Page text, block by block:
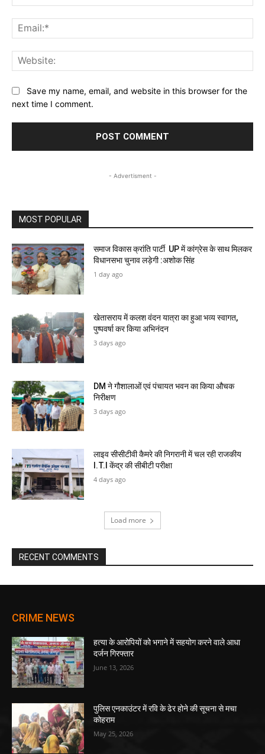
Save my name, email, and website in this browser for the
next time I comment.
- Advertisment -
MOST POPULAR
समाज विकास क्रांति पार्टी UP में कांग्रेस के साथ मिलकर
विधानसभा चुनाव लड़ेगी :अशोक सिंह
1 day ago
खेतासराय में कलश वंदन यात्रा का हुआ भव्य स्वागत,
पुष्पवर्षा कर किया अभिनंदन
3 days ago
DM ने गौशालाओं एवं पंचायत भवन का किया औचक
निरीक्षण
3 days ago
लाइव सीसीटीवी कैमरे की निगरानी में चल रही राजकीय
I.T.I केंद्र की सीबीटी परीक्षा
4 days ago
Load more
RECENT COMMENTS
CRIME NEWS
हत्या के आरोपियों को भगाने में सहयोग करने वाले आधा
दर्जन गिरफ्तार
June 13, 2026
पुलिस एनकाउंटर में रवि के ढेर होने की सूचना से मचा
कोहराम
May 25, 2026